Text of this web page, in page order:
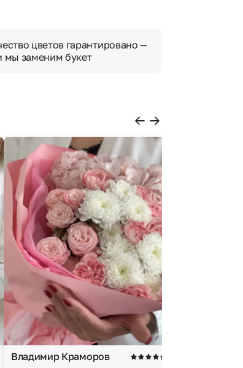
цветов гарантировано —
мы заменим букет
Владимир Краморов